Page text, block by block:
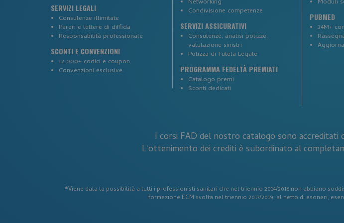
SERVIZI LEGALI
Consulenze illimitate
Pareri e lettere di diffida
Responsabilità professionale
SCONTI E CONVENZIONI
12.000+ codici e coupon
Convenzioni esclusive.
Networking
Condivisione competenze
SERVIZI ASSICURATIVI
Consulenze, analisi polizze,
valutazione sinistri
Polizza di Tutela Legale
PROGRAMMA FEDELTÀ PREMIATI
Catalogo premi
Sconti dedicati
Moduli
PUBMED
34M+
I corsi FAD del nostro catalogo sono accreditati
L'ottenimento dei crediti è subordinato al
*Viene data la possibilità a tutti i professionisti sanitari che nel triennio 2014/2016 non abbiano
formazione ECM svolta nel triennio 2017/2019, al netto di esoneri,
_ga_CRJZ0L79XT
SESS7b4e12758570bd0814c4eb60937c293e
.www.corsi-ecm-fad.it
_GRECAPTCHA
__cf_bm
Cloudflare Inc.
.hsforms.com
_tteu
www.corsi-ecm-fad.it